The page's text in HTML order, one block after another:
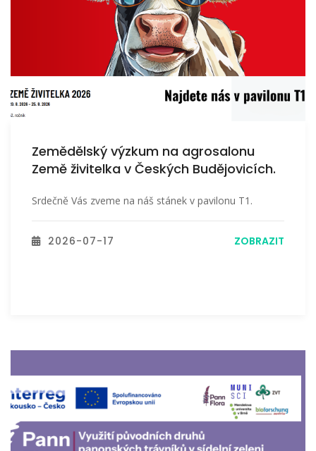
Zemědělský výzkum na agrosalonu
Země živitelka v Českých Budějovicích.
Srdečně Vás zveme na náš stánek v pavilonu T1.
2026-07-17 ZOBRAZIT